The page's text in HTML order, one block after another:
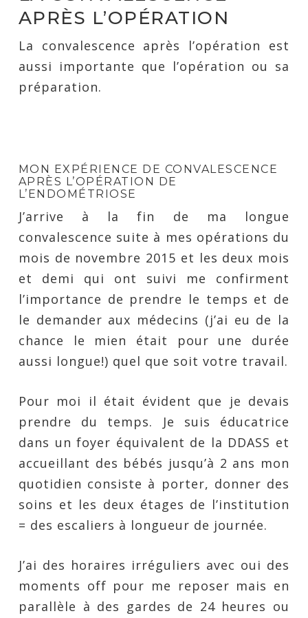
APRÈS L’OPÉRATION
La convalescence après l’opération est
aussi importante que l’opération ou sa
préparation.
MON EXPÉRIENCE DE CONVALESCENCE
APRÈS L’OPÉRATION DE
L’ENDOMÉTRIOSE
J’arrive à la fin de ma longue
convalescence suite à mes opérations du
mois de novembre 2015 et les deux mois
et demi qui ont suivi me confirment
l’importance de prendre le temps et de
le demander aux médecins (j’ai eu de la
chance le mien était pour une durée
aussi longue!) quel que soit votre travail.
Pour moi il était évident que je devais
prendre du temps. Je suis éducatrice
dans un foyer équivalent de la DDASS et
accueillant des bébés jusqu’à 2 ans mon
quotidien consiste à porter, donner des
soins et les deux étages de l’institution
= des escaliers à longueur de journée.
J’ai des horaires irréguliers avec oui des
moments off pour me reposer mais en
parallèle à des gardes de 24 heures ou